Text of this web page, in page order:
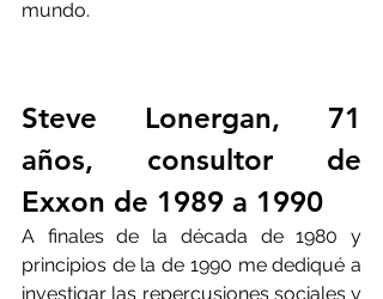
mundo.
Steve Lonergan, 71
años, consultor de
Exxon de 1989 a 1990
A finales de la década de 1980 y
principios de la de 1990 me dediqué a
investigar las repercusiones sociales y